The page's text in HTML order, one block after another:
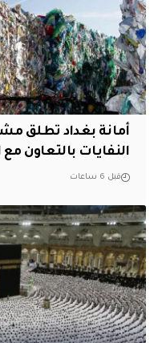
أمانة بغداد تطلق
النفايات بالتعاون مع
قبل 6 ساعات